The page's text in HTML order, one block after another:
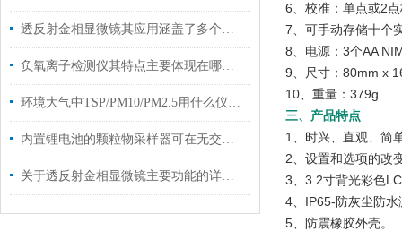
透反射金相显微镜其应用涵盖了多个领域
负氧离子检测仪其特点主要体现在哪几方面呢？
环境大气中TSP/PM10/PM2.5用什么仪器收集？
内置锂电池的颗粒物采样器可在无交流电情况下正常使用
关于透反射金相显微镜主要功能的详细分析
6、校准：单点或2
7、可手动存储十个
8、电源：3个AA
9、尺寸：80mm x
10、重量：379g
三、产品特点
1、时兴、直观、简
2、设置和选项的改
3、3.2寸背光彩色
4、IP65-防灰尘防水
5、防震橡胶外壳。